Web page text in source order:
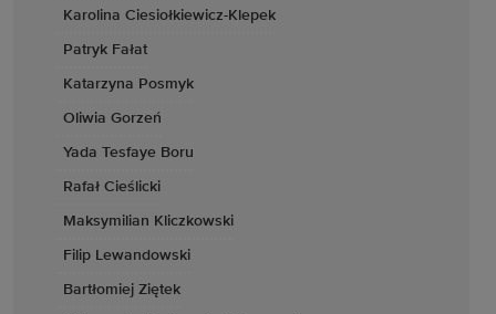
Karolina Ciesiołkiewicz-Klepek
Patryk Fałat
Katarzyna Posmyk
Oliwia Gorzeń
Yada Tesfaye Boru
Rafał Cieślicki
Maksymilian Kliczkowski
Filip Lewandowski
Bartłomiej Ziętek